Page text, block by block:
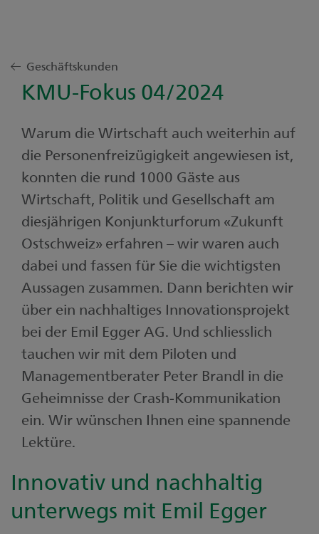
Geschäftskunden
KMU-Fokus 04/2024
Warum die Wirtschaft auch weiterhin auf
die Personenfreizügigkeit angewiesen ist,
konnten die rund 1000 Gäste aus
Wirtschaft, Politik und Gesellschaft am
diesjährigen Konjunkturforum «Zukunft
Ostschweiz» erfahren – wir waren auch
dabei und fassen für Sie die wichtigsten
Aussagen zusammen. Dann berichten wir
über ein nachhaltiges Innovationsprojekt
bei der Emil Egger AG. Und schliesslich
tauchen wir mit dem Piloten und
Managementberater Peter Brandl in die
Geheimnisse der Crash-Kommunikation
ein. Wir wünschen Ihnen eine spannende
Lektüre.
Innovativ und nachhaltig
unterwegs mit Emil Egger